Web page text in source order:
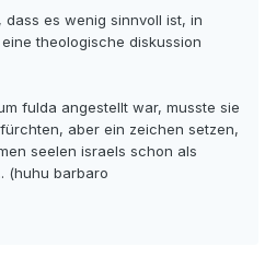
es wenig sinnvoll ist, in
theologische diskussion
fulda angestellt war, musste sie
aber ein zeichen setzen,
seelen israels schon als
(huhu barbaro